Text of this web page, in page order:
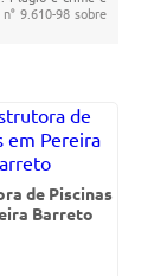
9.610-98 sobre
de Piscinas
Barreto